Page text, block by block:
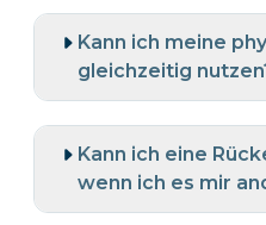
Kann ich meine
gleichzeitig
Kann ich eine
wenn ich es mir